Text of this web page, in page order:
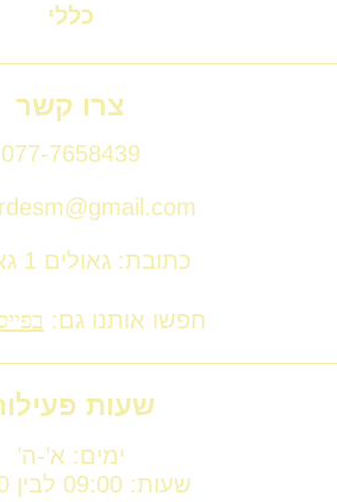
כללי
צרו קשר
077-7658439
כתובת: גאולים 1 גאולים
חפשו אותנו גם:
שעות
ימים: א’-ה’
שעות: 09:00 לבין 20:00